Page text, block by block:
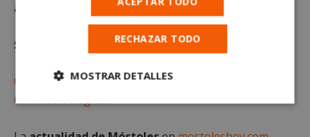
artículo.
Suscríbete gratis al
Canal de WhatsApp
Canal de Telegram
RECHAZAR TODO
MOSTRAR DETALLES
Cookies
Cookies de